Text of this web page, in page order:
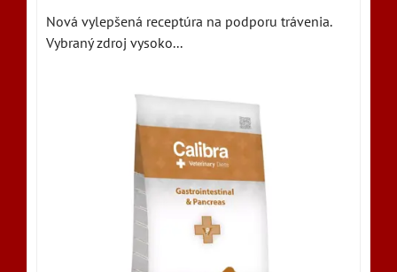
Nová vylepšená receptúra na podporu trávenia.
Vybraný zdroj vysoko...